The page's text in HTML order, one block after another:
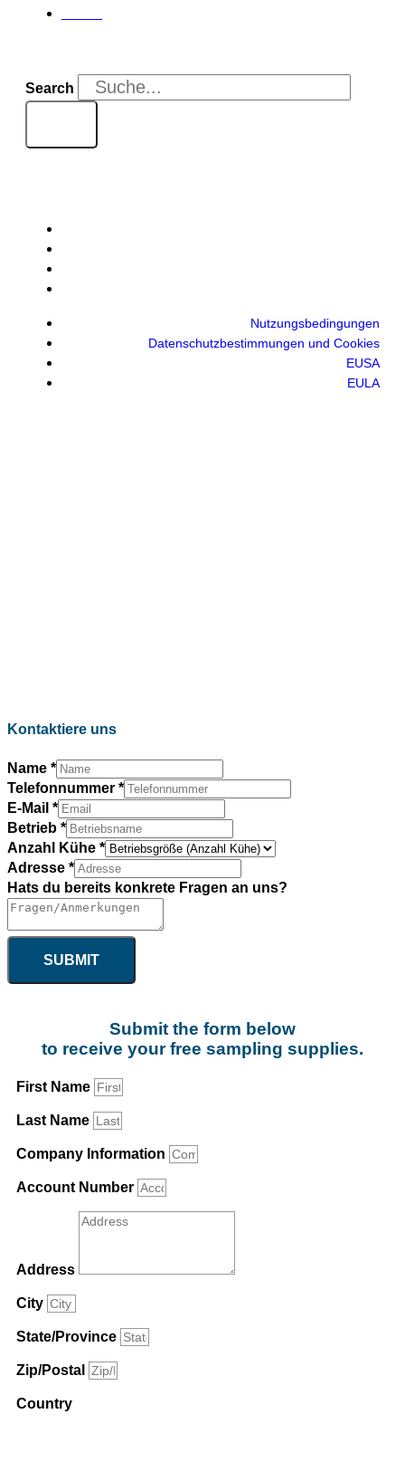
Search
Nutzungsbedingungen
Datenschutzbestimmungen und Cookies
EUSA
EULA
Kontaktiere uns
Name *
Telefonnummer *
E-Mail *
Betrieb *
Anzahl Kühe *
Adresse *
Hats du bereits konkrete Fragen an uns?
SUBMIT
Submit the form below
to receive your free sampling supplies.
First Name
Last Name
Company Information
Account Number
Address
City
State/Province
Zip/Postal
Country